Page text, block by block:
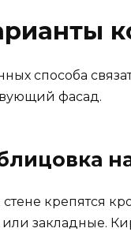
способа
фасад.
стене
закладные.